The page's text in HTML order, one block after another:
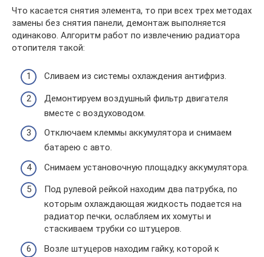
Что касается снятия элемента, то при всех трех методах
замены без снятия панели, демонтаж выполняется
одинаково. Алгоритм работ по извлечению радиатора
отопителя такой:
Сливаем из системы охлаждения антифриз.
Демонтируем воздушный фильтр двигателя
вместе с воздуховодом.
Отключаем клеммы аккумулятора и снимаем
батарею с авто.
Снимаем установочную площадку аккумулятора.
Под рулевой рейкой находим два патрубка, по
которым охлаждающая жидкость подается на
радиатор печки, ослабляем их хомуты и
стаскиваем трубки со штуцеров.
Возле штуцеров находим гайку, которой к